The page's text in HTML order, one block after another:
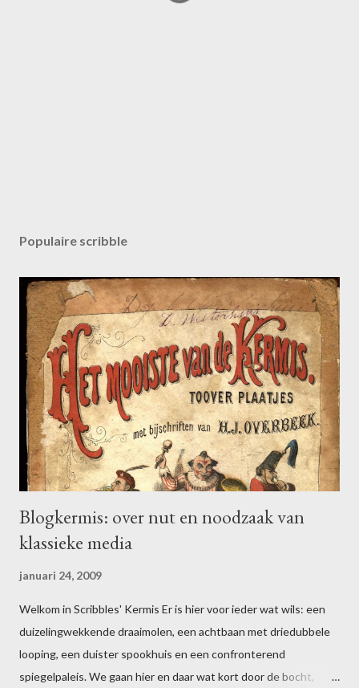
Populaire scribble
Blogkermis: over nut en noodzaak van
klassieke media
januari 24, 2009
Welkom in Scribbles' Kermis Er is hier voor ieder wat wils: een
duizelingwekkende draaimolen, een achtbaan met driedubbele
looping, een duister spookhuis en een confronterend
spiegelpaleis. We gaan hier en daar wat kort door de bocht,